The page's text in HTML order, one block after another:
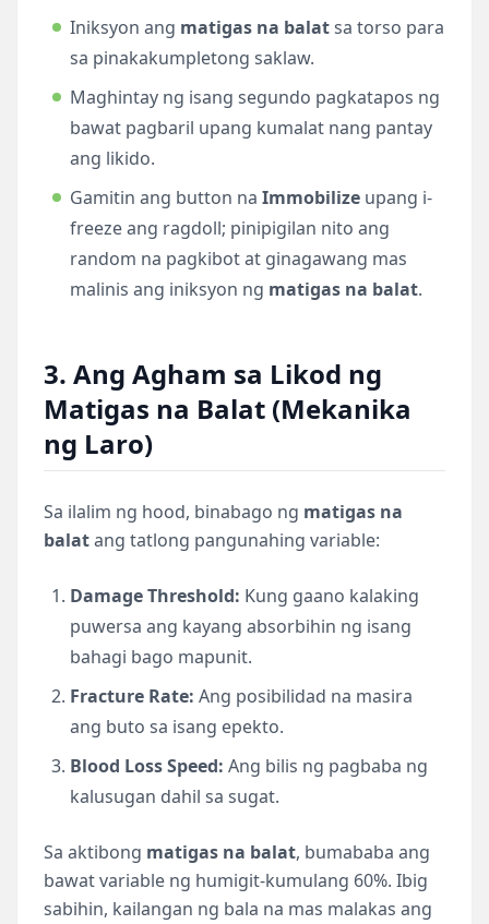
Iniksyon ang matigas na balatsa torso para
sa pinakakumpletong saklaw.
Maghintay ng isang segundo pagkatapos ng
bawat pagbaril upang kumalat nang pantay
ang likido.
Gamitin ang button na Immobilize upang i-
freeze ang ragdoll; pinipigilan nito ang
random na pagkibot at ginagawang mas
malinis ang iniksyon ng matigas na balat.
3. Ang Agham sa Likod ng
Matigas na Balat (Mekanika
ng Laro)
Sa ilalim ng hood, binabago ng matigas na
balatang tatlong pangunahing variable:
Damage Threshold: Kung gaano kalaking
puwersa ang kayang absorbihin ng isang
bahagi bago mapunit.
Fracture Rate: Ang posibilidad na masira
ang buto sa isang epekto.
Blood Loss Speed: Ang bilis ng pagbaba ng
kalusugan dahil sa sugat.
Sa aktibong matigas na balat, bumababa ang
bawat variable ng humigit-kumulang 60%. Ibig
sabihin, kailangan ng bala na mas malakas ang